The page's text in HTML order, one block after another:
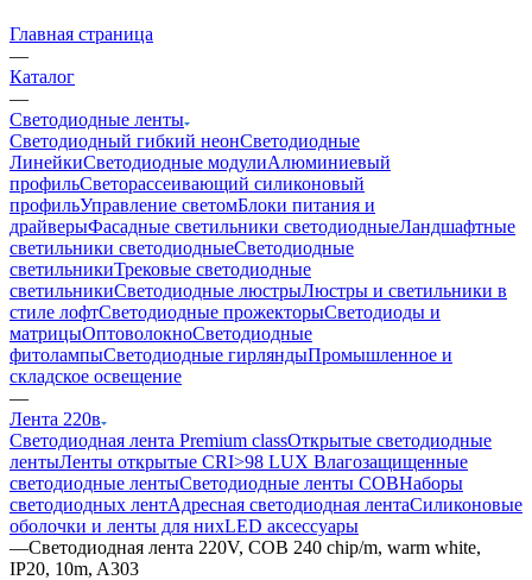
Главная страница
—
Каталог
—
Светодиодные ленты
Светодиодный гибкий неонСветодиодные
ЛинейкиСветодиодные модулиАлюминиевый
профильСветорассеивающий силиконовый
профильУправление светомБлоки питания и
драйверыФасадные светильники светодиодныеЛандшафтные
светильники светодиодныеСветодиодные
светильникиТрековые светодиодные
светильникиСветодиодные люстрыЛюстры и светильники в
стиле лофтСветодиодные прожекторыСветодиоды и
матрицыОптоволокноСветодиодные
фитолампыСветодиодные гирляндыПромышленное и
складское освещение
—
Лента 220в
Светодиодная лента Premium classОткрытые светодиодные
лентыЛенты открытые CRI>98 LUX Влагозащищенные
светодиодные лентыСветодиодные ленты COBНаборы
светодиодных лентАдресная светодиодная лентаСиликоновые
оболочки и ленты для нихLED аксессуары
—Светодиодная лента 220V, COB 240 chip/m, warm white,
IP20, 10m, A303